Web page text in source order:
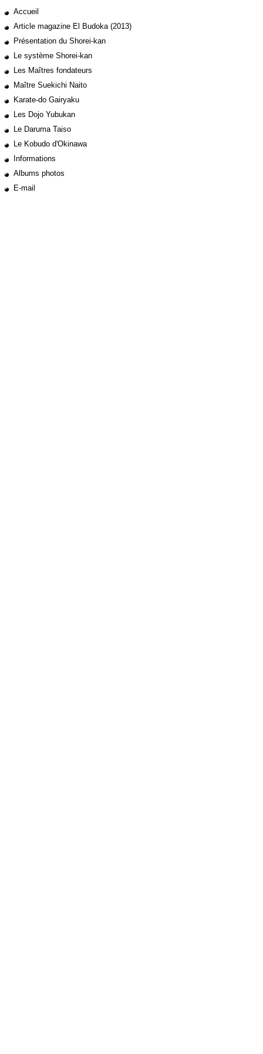
Accueil
Article magazine El Budoka (2013)
Présentation du Shorei-kan
Le système Shorei-kan
Les Maîtres fondateurs
Maître Suekichi Naito
Karate-do Gairyaku
Les Dojo Yubukan
Le Daruma Taiso
Le Kobudo d'Okinawa
Informations
Albums photos
E-mail